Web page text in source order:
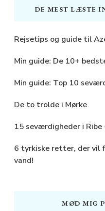
DE MEST LÆSTE
Rejsetips og guide til
Min guide: De 10+
Min guide: Top 10
De to trolde i Mørke
15 seværdigheder i
6 tyrkiske retter, der vil
vand!
MØD MIG